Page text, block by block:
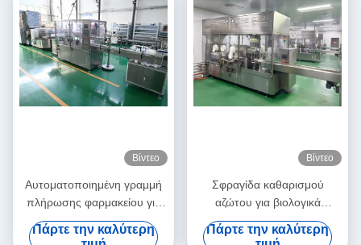
Βίντεο
Αυτοματοποιημένη γραμμή
πλήρωσης φαρμακείου για
διάλυμα αναγεννητή
κολλαγόνου, γραμμή
Πάρτε την καλύτερη
Βίντεο
Σφραγίδα καθαρισμού
αζώτου για βιολογικά
προϊόντα ευαίσθητα στο
οξυγόνο 1-10 ml, υψηλής
Πάρτε την καλύτερη